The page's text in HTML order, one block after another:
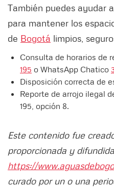
También puedes ayudar
para mantener los
de Bogotá limpios,
Consulta de horarios de
195 o WhatsApp Chatico
Disposición correcta de
Reporte de arrojo ilegal
195, opción 8.
Este contenido fue
proporcionada y
https://
curado por un o una